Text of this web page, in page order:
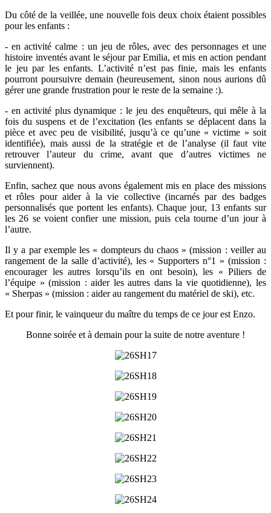
Du côté de la veillée, une nouvelle fois deux choix étaient possibles
pour les enfants :
- en activité calme : un jeu de rôles, avec des personnages et une
histoire inventés avant le séjour par Emilia, et mis en action pendant
le jeu par les enfants. L’activité n’est pas finie, mais les enfants
pourront poursuivre demain (heureusement, sinon nous aurions dû
gérer une grande frustration pour le reste de la semaine :).
- en activité plus dynamique : le jeu des enquêteurs, qui mêle à la
fois du suspens et de l’excitation (les enfants se déplacent dans la
pièce et avec peu de visibilité, jusqu’à ce qu’une « victime » soit
identifiée), mais aussi de la stratégie et de l’analyse (il faut vite
retrouver l’auteur du crime, avant que d’autres victimes ne
surviennent).
Enfin, sachez que nous avons également mis en place des missions
et rôles pour aider à la vie collective (incarnés par des badges
personnalisés que portent les enfants). Chaque jour, 13 enfants sur
les 26 se voient confier une mission, puis cela tourne d’un jour à
l’autre.
Il y a par exemple les « dompteurs du chaos » (mission : veiller au
rangement de la salle d’activité), les « Supporters n°1 » (mission :
encourager les autres lorsqu’ils en ont besoin), les « Piliers de
l’équipe » (mission : aider les autres dans la vie quotidienne), les
« Sherpas » (mission : aider au rangement du matériel de ski), etc.
Et pour finir, le vainqueur du maître du temps de ce jour est Enzo.
Bonne soirée et à demain pour la suite de notre aventure !